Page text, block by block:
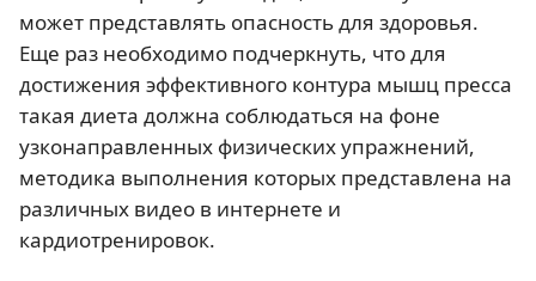
может представлять опасность для здоровья.
Еще раз необходимо подчеркнуть, что для
достижения эффективного контура мышц пресса
такая диета должна соблюдаться на фоне
узконаправленных физических упражнений,
методика выполнения которых представлена на
различных видео в интернете и
кардиотренировок.